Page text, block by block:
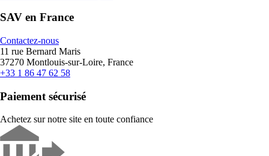
SAV en France
Contactez-nous
11 rue Bernard Maris
37270 Montlouis-sur-Loire, France
+33 1 86 47 62 58
Paiement sécurisé
Achetez sur notre site en toute confiance